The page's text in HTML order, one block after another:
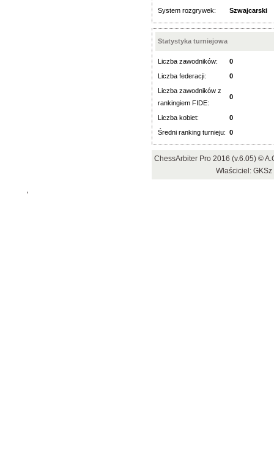
System rozgrywek:
Szwajcarski
Statystyka turniejowa
Liczba zawodników:
0
Liczba federacji:
0
Liczba zawodników z
rankingiem FIDE:
0
Liczba kobiet:
0
Średni ranking turnieju: 0
ChessArbiter Pro 2016 (v.6.05) ©
Właściciel:
'